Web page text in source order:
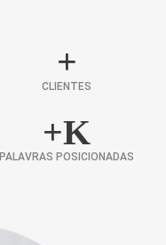
+
CLIENTES
+K
PALAVRAS POSICIONADAS